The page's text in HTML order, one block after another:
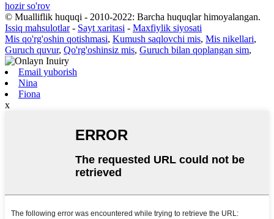
hozir so'rov
© Mualliflik huquqi - 2010-2022: Barcha huquqlar himoyalangan.
Issiq mahsulotlar- Sayt xaritasi - Maxfiylik siyosati
Mis qo'rg'oshin qotishmasi, Kumush saqlovchi mis, Mis nikellari,
Guruch quvur, Qo'rg'oshinsiz mis, Guruch bilan qoplangan sim,
Email yuborish
Nina
Fiona
x